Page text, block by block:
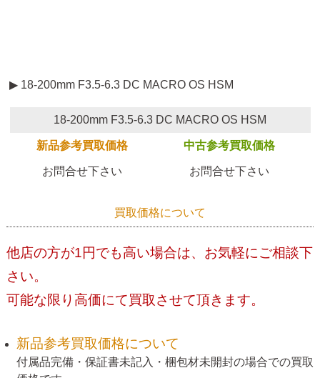
▶ 18-200mm F3.5-6.3 DC MACRO OS HSM
18-200mm F3.5-6.3 DC MACRO OS HSM
新品参考買取価格 中古参考買取価格
お問合せ下さい お問合せ下さい
買取価格について
他店の方が1円でも高い場合は、お気軽にご相談下
さい。
可能な限り高価にて買取させて頂きます。
新品参考買取価格について
付属品完備・保証書未記入・梱包材未開封の場合での買取